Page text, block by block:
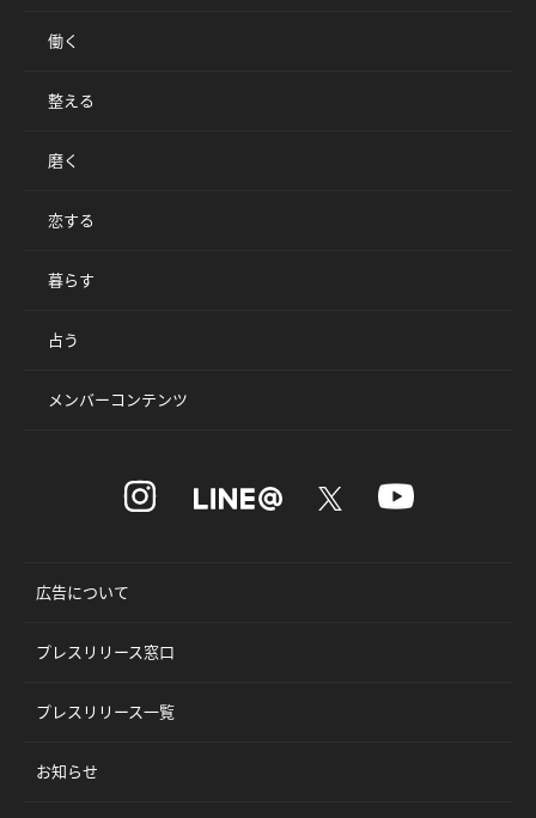
働く
整える
磨く
恋する
暮らす
占う
メンバーコンテンツ
広告について
プレスリリース窓口
プレスリリース一覧
お知らせ